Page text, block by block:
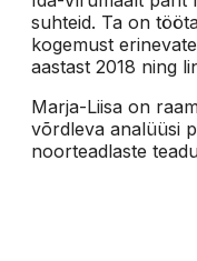
suhteid. Ta on
kogemust
aastast 2018 ning
Marja-Liisa on
võrdleva analüüsi
noorteadlaste